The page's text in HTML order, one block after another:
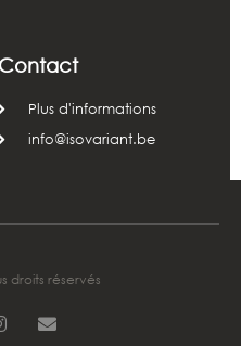
Contact
Plus d'informations
info@isovariant.be
droits réservés